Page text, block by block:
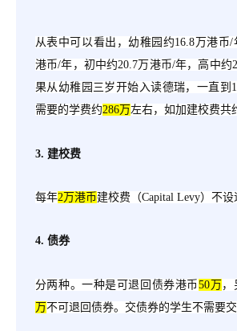
从表中可以看出，幼稚园约16.8万港币/
港币/年，初中约20.7万港币/年，高中约
果从幼稚园三岁开始入读德瑞，一直到
需要的学费约286万左右，如加建校费共
3. 建校费
每年2万港币 建校费（Capital Levy）不设
4. 债券
分两种。一种是可退回债券港币50万，
万不可退回债券。交债券的学生不需要交